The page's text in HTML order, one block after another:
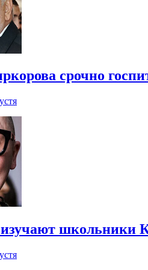
срочно
школьники